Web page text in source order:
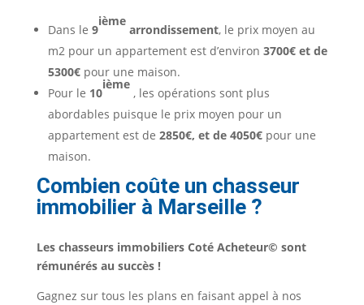
Dans le 9
ième
arrondissement, le prix moyen au
m2 pour un appartement est d’environ 3700€ et de
5300€pour une maison.
Pour le 10
ième
, les opérations sont plus
abordables puisque le prix moyen pour un
appartement est de 2850€, et de 4050€pour une
maison.
Combien coûte un chasseur
immobilier à Marseille ?
Les chasseurs immobiliers Coté Acheteur© sont
rémunérés au succès !
Gagnez sur tous les plans en faisant appel à nos